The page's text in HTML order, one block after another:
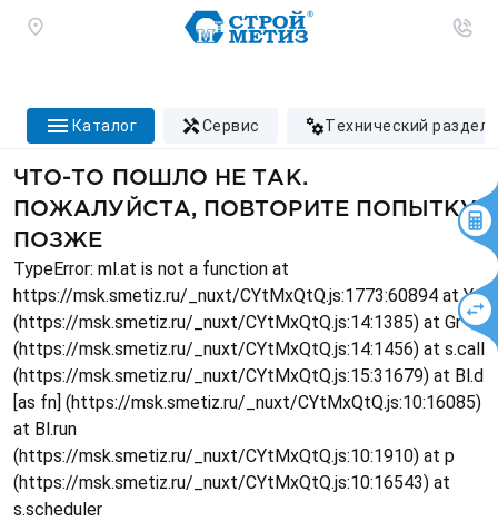
каталог сервис технический раздел
ЧТО-ТО ПОШЛО НЕ ТАК.
ПОЖАЛУЙСТА, ПОВТОРИТЕ ПОПЫТКУ
ПОЗЖЕ
TypeError: ml.at is not a function at
https://msk.smetiz.ru/_nuxt/CYtMxQtQ.js:1773:60894 at Ys
(https://msk.smetiz.ru/_nuxt/CYtMxQtQ.js:14:1385) at Gr
(https://msk.smetiz.ru/_nuxt/CYtMxQtQ.js:14:1456) at s.call
(https://msk.smetiz.ru/_nuxt/CYtMxQtQ.js:15:31679) at Bl.d
[as fn] (https://msk.smetiz.ru/_nuxt/CYtMxQtQ.js:10:16085)
at Bl.run
(https://msk.smetiz.ru/_nuxt/CYtMxQtQ.js:10:1910) at p
(https://msk.smetiz.ru/_nuxt/CYtMxQtQ.js:10:16543) at
s.scheduler